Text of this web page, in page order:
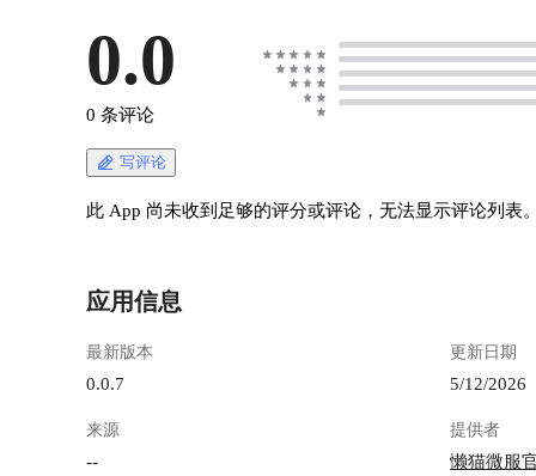
Docker 或容器化环境时，都会觉得 IP 地址这种
东西似乎理所当然。但等你真的要远程访问、配
置代理或者排查网络时，就会发现，知道机器的
景： - 想通过 **SSH、HTTP** 等方式访问运行
在懒猫微服上的服务； - 需要进行 **端口转发**
或者把服务 **内网穿透**到公网； - 在
more --> 换句话说，掌握如何获取私有地址，可
[image.png](https://lzc-playground-
1301583638.cos.ap-
f6cc-410d-a519-5ee4aafb04b1.png "image.png") 虽
0.0
0 条评论
写评论
此 App 尚未收到足够的评分或评论，无法显示评论列表
应用信息
最新版本
0.0.7
更新日期
5/12/2026
来源
--
提供者
懒猫微服